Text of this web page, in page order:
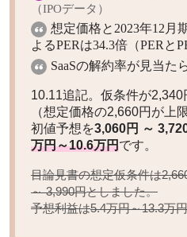
（IPOデータ）
想定価格 と2023年12月
よるPERは34.3倍（PERと
SaaSの解約率が見当た
10.11追記。仮条件が2,340
（想定価格の2,660円が上
初値予想を3,060円 ～
万円～10.6万円です。
目論見書の想定仮条件は
～ 3,990円としました。
予想利益は5.4万円～13.3万円